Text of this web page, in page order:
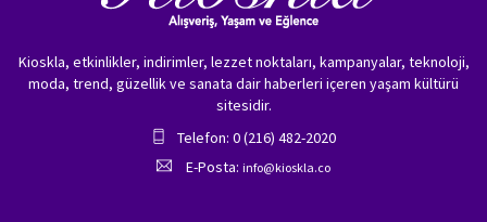
Kioskla, etkinlikler, indirimler, lezzet noktaları, kampanyalar, teknoloji,
moda, trend, güzellik ve sanata dair haberleri içeren yaşam kültürü
sitesidir.
Telefon: 0 (216) 482-2020
E-Posta: info@kioskla.co